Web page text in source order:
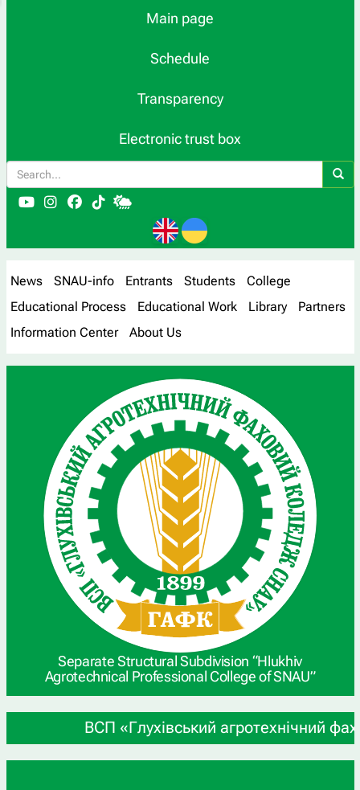
Main page
Schedule
Transparency
Electronic trust box
News SNAU-info Entrants Students
College
Educational Process
Educational Work Library
Partners
Information Center
About Us
Separate Structural Subdivision “Hlukhiv
Agrotechnical Professional College of SNAU”
ВСП «Глухівський агротехнічний фаховий